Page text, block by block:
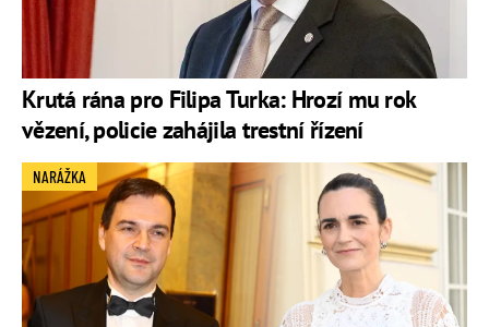
Krutá rána pro Filipa Turka: Hrozí mu rok
vězení, policie zahájila trestní řízení
NARÁŽKA